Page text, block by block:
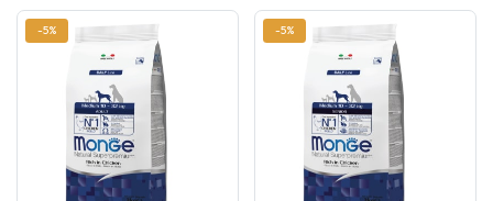
-5% -5%